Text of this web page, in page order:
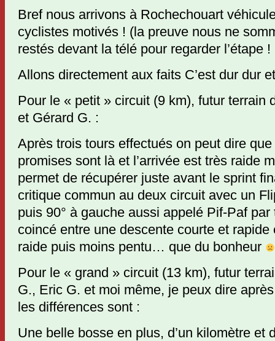
Bref nous arrivons à Rochechouart
cyclistes motivés ! (la preuve nous ne
restés devant la télé pour regarder l’étape !
Allons directement aux faits C’est dur dur
Pour le « petit » circuit (9 km), futur terrain
et Gérard G. :
Après trois tours effectués on peut dire
promises sont là et l’arrivée est très raide
permet de récupérer juste avant le sprint
critique commun au deux circuit avec un
puis 90° à gauche aussi appelé Pif-Paf
coincé entre une descente courte et
raide puis moins pentu… que du bonheur
Pour le « grand » circuit (13 km), futur
G., Eric G. et moi même, je peux dire
les différences sont :
Une belle bosse en plus, d’un kilomètre et